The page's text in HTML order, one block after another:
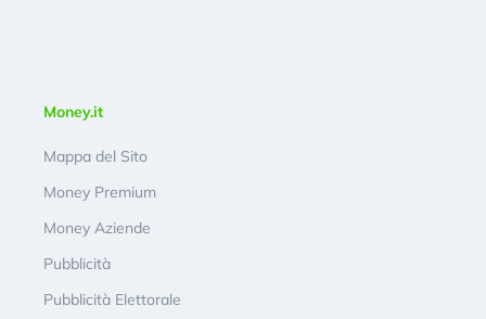
Money.it
Mappa del Sito
Money Premium
Money Aziende
Pubblicità
Pubblicità Elettorale